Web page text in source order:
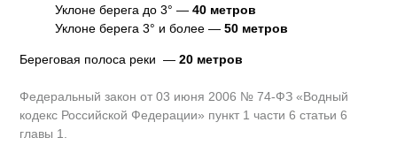
Уклоне берега до 3° —40 метров
Уклоне берега 3° и более —50 метров
Береговая полоса реки —20 метров
Федеральный закон от 03 июня 2006 № 74-ФЗ «Водный
кодекс Российской Федерации» пункт 1 части 6 статьи 6
главы 1.